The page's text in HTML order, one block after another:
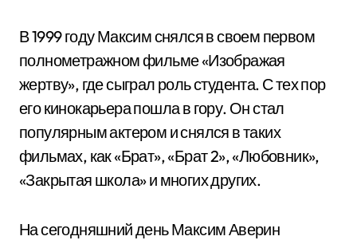
В 1999 году Максим снялся в своем первом
полнометражном фильме «Изображая
жертву», где сыграл роль студента. С тех пор
его кинокарьера пошла в гору. Он стал
популярным актером и снялся в таких
фильмах, как «Брат», «Брат 2», «Любовник»,
«Закрытая школа» и многих других.
На сегодняшний день Максим Аверин